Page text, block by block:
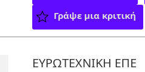
Γράψε μια κριτική
ΕΥΡΩΤΕΧΝΙΚΗ ΕΠΕ